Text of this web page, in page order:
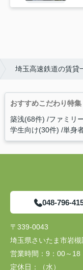
埼玉高速鉄道の賃貸
おすすめこだわり特集
築浅(68件) ファミリ
学生向け(30件) 単身
048-796-
〒339-0043
埼玉県さいたま市岩
営業時間： 9：00～18
定休日：
（水）